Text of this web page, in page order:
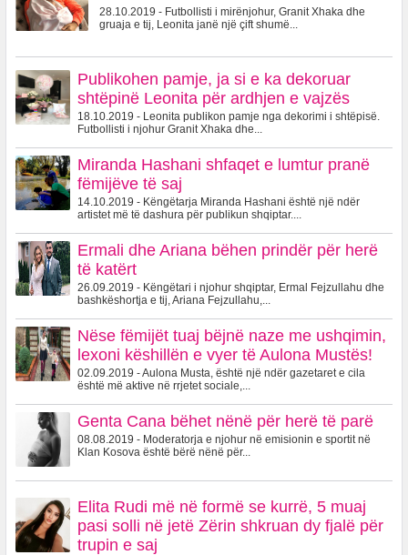
28.10.2019 - Futbollisti i mirënjohur, Granit Xhaka dhe
gruaja e tij, Leonita janë një çift shumë...
Publikohen pamje, ja si e ka dekoruar
shtëpinë Leonita për ardhjen e vajzës
18.10.2019 - Leonita publikon pamje nga dekorimi i shtëpisë.
Futbollisti i njohur Granit Xhaka dhe...
Miranda Hashani shfaqet e lumtur pranë
fëmijëve të saj
14.10.2019 - Këngëtarja Miranda Hashani është një ndër
artistet më të dashura për publikun shqiptar....
Ermali dhe Ariana bëhen prindër për herë
të katërt
26.09.2019 - Këngëtari i njohur shqiptar, Ermal Fejzullahu dhe
bashkëshortja e tij, Ariana Fejzullahu,...
Nëse fëmijët tuaj bëjnë naze me ushqimin,
lexoni këshillën e vyer të Aulona Mustës!
02.09.2019 - Aulona Musta, është një ndër gazetaret e cila
është më aktive në rrjetet sociale,...
Genta Cana bëhet nënë për herë të parë
08.08.2019 - Moderatorja e njohur në emisionin e sportit në
Klan Kosova është bërë nënë për...
Elita Rudi më në formë se kurrë, 5 muaj
pasi solli në jetë Zërin shkruan dy fjalë për
trupin e saj